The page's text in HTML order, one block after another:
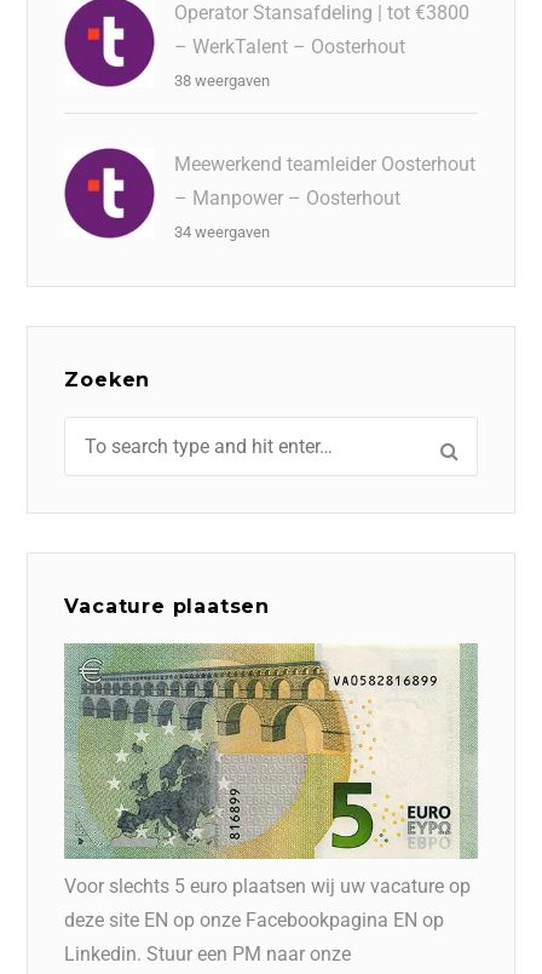
Operator Stansafdeling | tot €3800
– WerkTalent – Oosterhout
38 weergaven
Meewerkend teamleider Oosterhout
– Manpower – Oosterhout
34 weergaven
Zoeken
Vacature plaatsen
Voor slechts 5 euro plaatsen wij uw vacature op
deze site EN op onze Facebookpagina EN op
Linkedin. Stuur een PM naar onze